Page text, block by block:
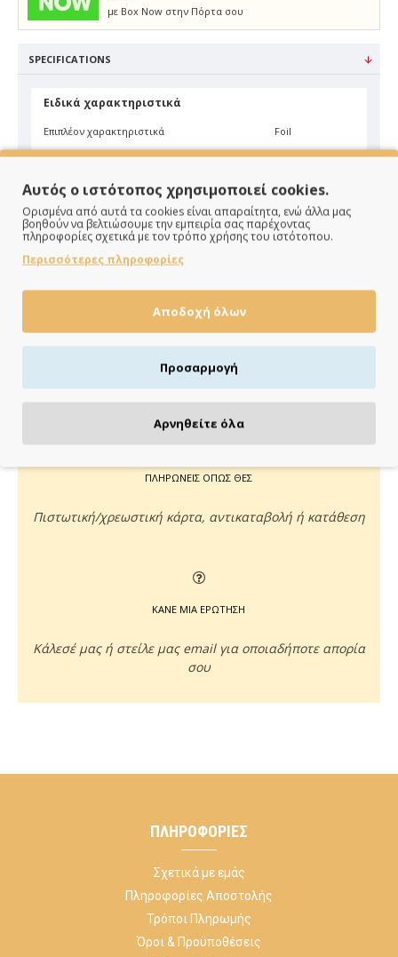
με Box Now στην Πόρτα σου
SPECIFICATIONS
Ειδικά χαρακτηριστικά
Επιπλέον χαρακτηριστικά Foil
Υλικό Βελούδο
Χρώμα Καφέ
Άμεση αποστολή της παραγγελίας σου σε 1 - 2 εργάσιμες
ημέρες
ΠΛΗΡΩΝΕΙΣ ΟΠΩΣ ΘΕΣ
Πιστωτική/χρεωστική κάρτα, αντικαταβολή ή κατάθεση
ΚΑΝΕ ΜΙΑ ΕΡΩΤΗΣΗ
Κάλεσέ μας ή στείλε μας email για οποιαδήποτε απορία
σου
ΠΛΗΡΟΦΟΡΊΕΣ
Σχετικά με εμάς
Πληροφορίες Αποστολής
Τρόποι Πληρωμής
Όροι & Προϋποθέσεις
Αυτός ο ιστότοπος χρησιμοποιεί cookies.
Ορισμένα από αυτά τα cookies είναι απαραίτητα, ενώ άλλα μας
βοηθούν να βελτιώσουμε την εμπειρία σας παρέχοντας
πληροφορίες σχετικά με τον τρόπο χρήσης του ιστότοπου.
Περισσότερες πληροφορίες
Αποδοχή όλων
Προσαρμογή
Αρνηθείτε όλα